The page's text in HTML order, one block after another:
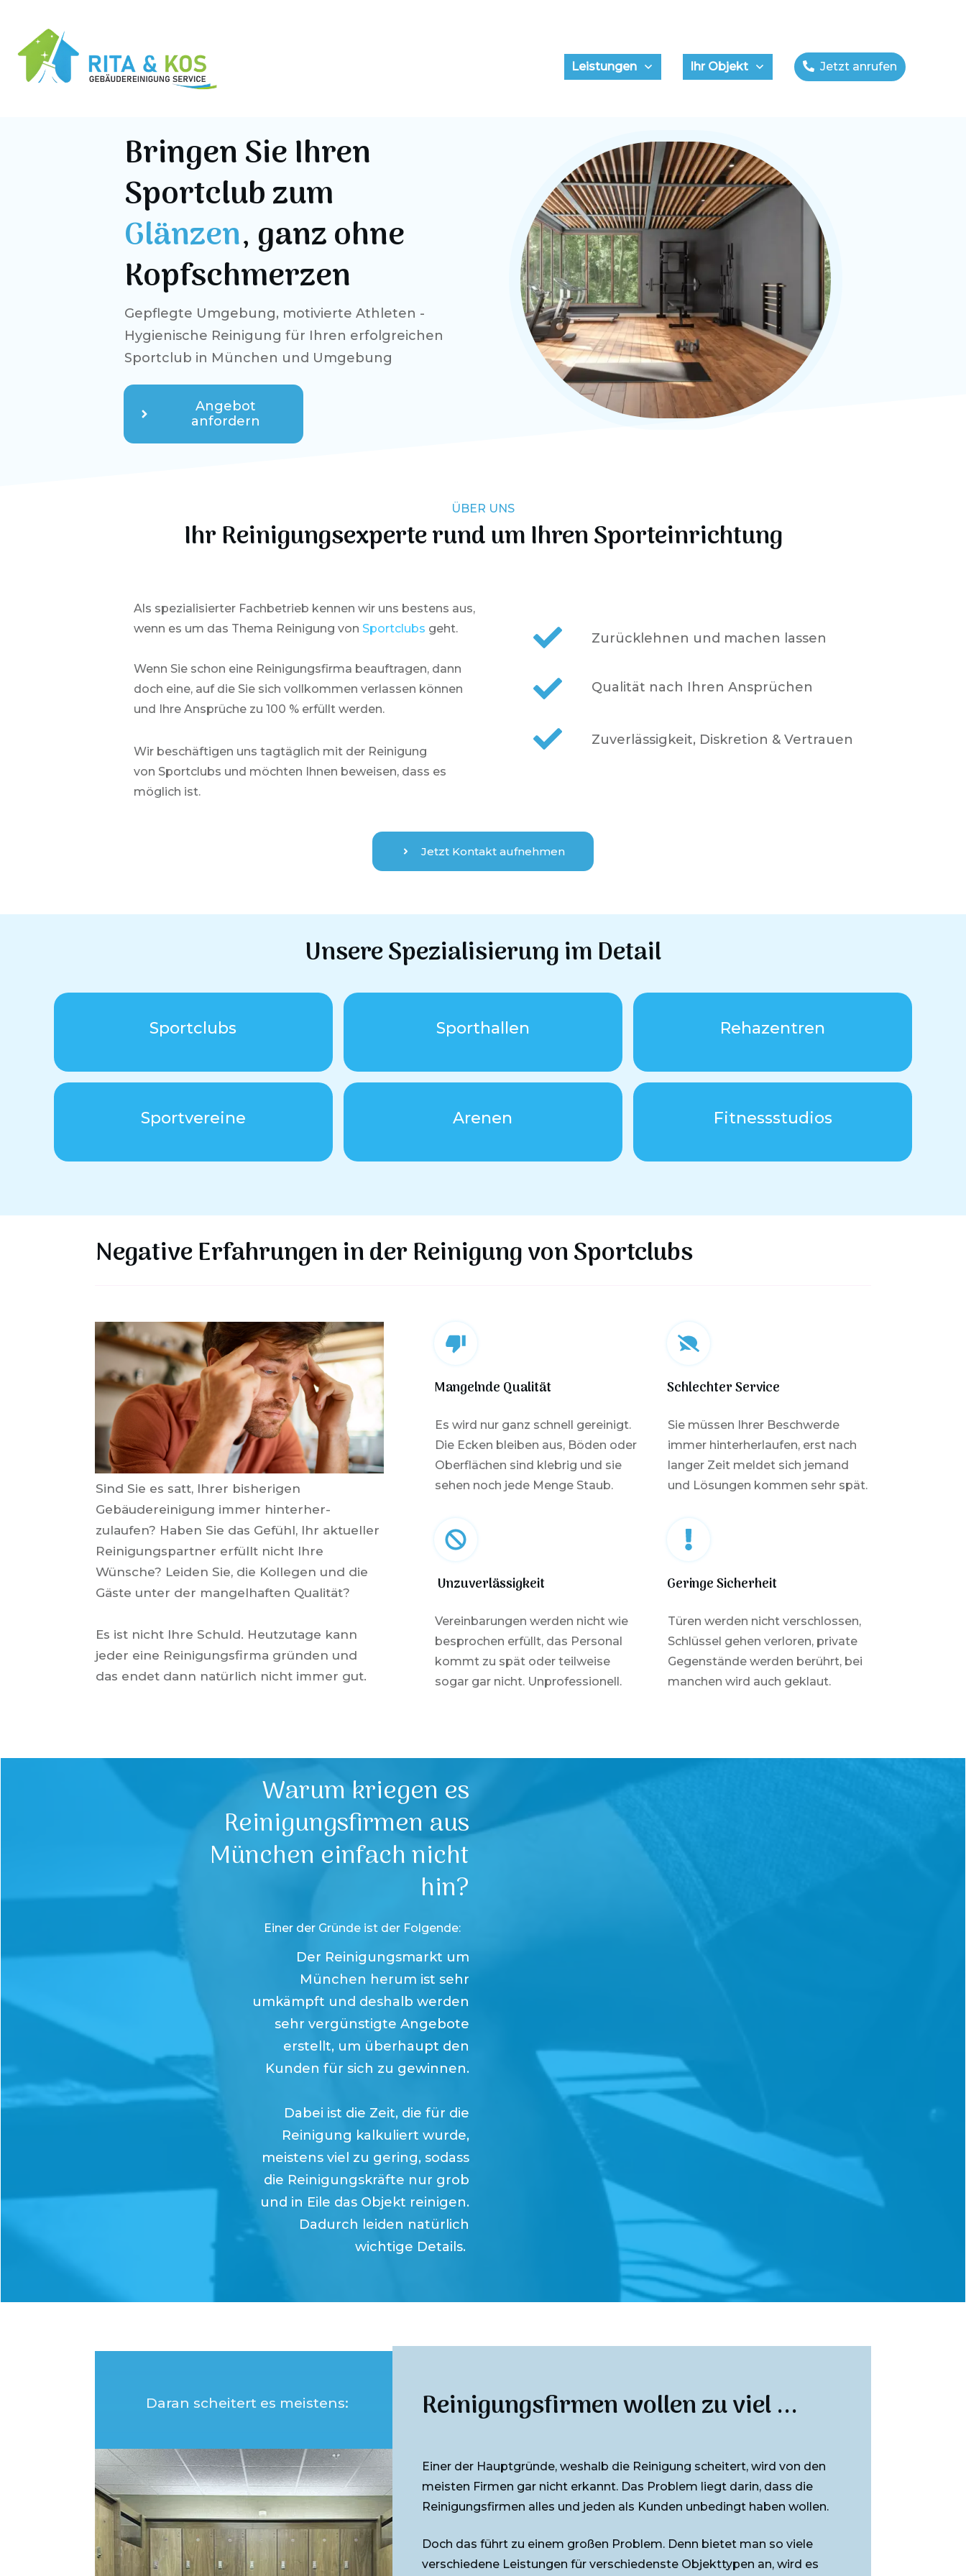
Leistungen Ihr Objekt Jetzt anrufen
Bringen Sie Ihren
Sportclub zum
Glänzen, ganz ohne
Kopfschmerzen
Gepflegte Umgebung, motivierte Athleten -
Hygienische Reinigung für Ihren erfolgreichen
Sportclub in München und Umgebung
Angebot
anfordern
ÜBER UNS
Ihr Reinigungsexperte rund um Ihren Sporteinrichtung
Als spezialisierter Fachbetrieb kennen wir uns bestens aus,
wenn es um das Thema Reinigung von Sportclubs geht.
Wenn Sie schon eine Reinigungsfirma beauftragen, dann
doch eine, auf die Sie sich vollkommen verlassen können
und Ihre Ansprüche zu 100 % erfüllt werden.
Wir beschäftigen uns tagtäglich mit der Reinigung
von Sportclubs und möchten Ihnen beweisen, dass es
möglich ist.
Zurücklehnen und machen lassen
Qualität nach Ihren Ansprüchen
Zuverlässigkeit, Diskretion & Vertrauen
Jetzt Kontakt aufnehmen
Unsere Spezialisierung im Detail
Sportclubs
Sportvereine
Sporthallen
Arenen
Rehazentren
Fitnessstudios
Negative Erfahrungen in derReinigung von Sportclubs
Sind Sie es satt, Ihrer bisherigen
Gebäudereinigung immer hinterher-
zulaufen? Haben Sie das Gefühl, Ihr aktueller
Reinigungspartner erfüllt nicht Ihre
Wünsche? Leiden Sie, die Kollegen und die
Gäste unter der mangelhaften Qualität?
Es ist nicht Ihre Schuld. Heutzutage kann
jeder eine Reinigungsfirma gründen und
das endet dann natürlich nicht immer gut.
Mangelnde Qualität
Es wird nur ganz schnell gereinigt.
Die Ecken bleiben aus, Böden oder
Oberflächen sind klebrig und sie
sehen noch jede Menge Staub.
Schlechter Service
Sie müssen Ihrer Beschwerde
immer hinterherlaufen, erst nach
langer Zeit meldet sich jemand
und Lösungen kommen sehr spät.
Unzuverlässigkeit
Vereinbarungen werden nicht wie
besprochen erfüllt, das Personal
kommt zu spät oder teilweise
sogar gar nicht. Unprofessionell.
Geringe Sicherheit
Türen werden nicht verschlossen,
Schlüssel gehen verloren, private
Gegenstände werden berührt, bei
manchen wird auch geklaut.
Warum kriegen es
Reinigungsfirmen aus
München einfach nicht
hin?
Einer der Gründe ist der Folgende:
Der Reinigungsmarkt um
München herum ist sehr
umkämpft und deshalb werden
sehr vergünstigte Angebote
erstellt, um überhaupt den
Kunden für sich zu gewinnen.
Dabei ist die Zeit, die für die
Reinigung kalkuliert wurde,
meistens viel zu gering, sodass
die Reinigungskräfte nur grob
und in Eile das Objekt reinigen.
Dadurch leiden natürlich
wichtige Details.
Daran scheitert es meistens: Reinigungsfirmen wollen zu viel ...
Einer der Hauptgründe, weshalb die Reinigung scheitert, wird von den
meisten Firmen gar nicht erkannt. Das Problem liegt darin, dass die
Reinigungsfirmen alles und jeden als Kunden unbedingt haben wollen.
Doch das führt zu einem großen Problem. Denn bietet man so viele
verschiedene Leistungen für verschiedenste Objekttypen an, wird es